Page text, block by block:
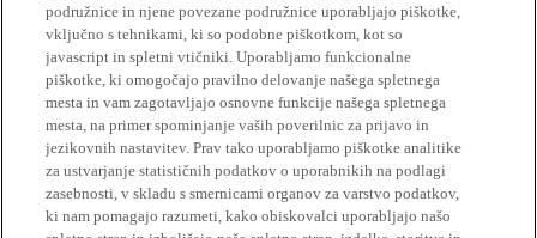
podružnice in njene povezane podružnice uporabljajo piškotke,
vključno s tehnikami, ki so podobne piškotkom, kot so
javascript in spletni vtičniki. Uporabljamo funkcionalne
piškotke, ki omogočajo pravilno delovanje našega spletnega
mesta in vam zagotavljajo osnovne funkcije našega spletnega
mesta, na primer spominjanje vaših poverilnic za prijavo in
jezikovnih nastavitev. Prav tako uporabljamo piškotke analitike
za ustvarjanje statističnih podatkov o uporabnikih na podlagi
zasebnosti, v skladu s smernicami organov za varstvo podatkov,
ki nam pomagajo razumeti, kako obiskovalci uporabljajo našo